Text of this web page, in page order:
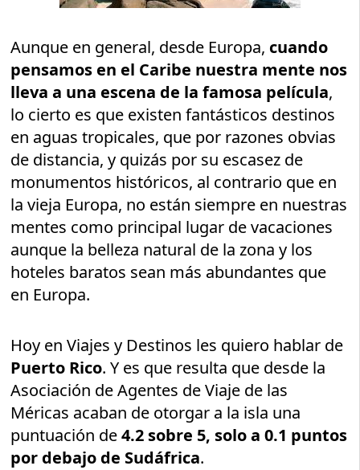
Aunque en general, desde Europa, cuando
pensamos en el Caribe nuestra mente nos
lleva a una escena de la famosa película,
lo cierto es que existen fantásticos destinos
en aguas tropicales, que por razones obvias
de distancia, y quizás por su escasez de
monumentos históricos, al contrario que en
la vieja Europa, no están siempre en nuestras
mentes como principal lugar de vacaciones
aunque la belleza natural de la zona y los
hoteles baratos sean más abundantes que
en Europa.
Hoy en Viajes y Destinos les quiero hablar de
Puerto Rico. Y es que resulta que desde la
Asociación de Agentes de Viaje de las
Méricas acaban de otorgar a la isla una
puntuación de4.2 sobre 5, solo a 0.1 puntos
por debajo de Sudáfrica.